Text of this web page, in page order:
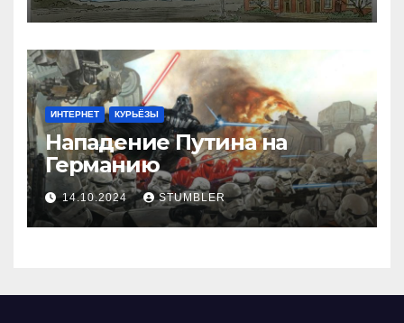
ИНТЕРНЕТ КУРЬЁЗЫ
Нападение Путина на
Германию
14.10.2024 STUMBLER